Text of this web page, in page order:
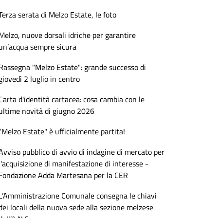
serata di Melzo Estate, le foto
nuove dorsali idriche per garantire
sempre sicura
"Melzo Estate": grande successo di
2 luglio in centro
d'identità cartacea: cosa cambia con le
novità di giugno 2026
Estate" è ufficialmente partita!
pubblico di avvio di indagine di mercato per
di manifestazione di interesse -
Adda Martesana per la CER
Comunale consegna le chiavi
locali della nuova sede alla sezione melzese